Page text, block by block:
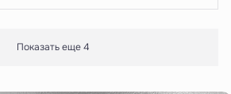
Показать еще 4